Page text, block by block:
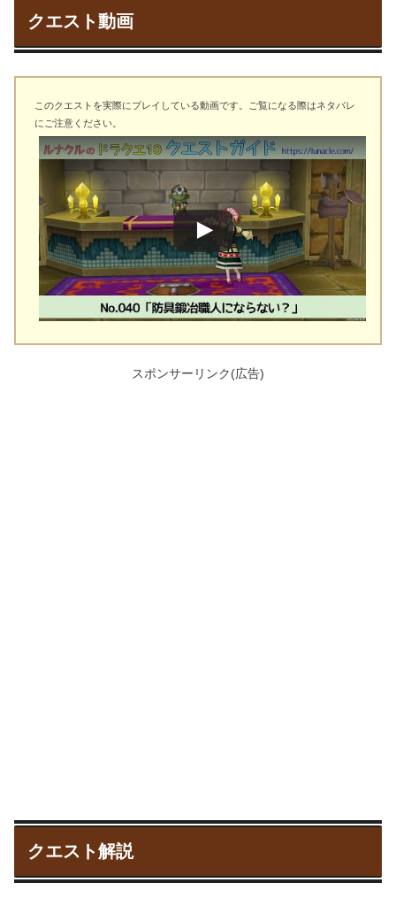
クエスト動画
このクエストを実際にプレイしている動画です。ご覧になる際はネタバレ
にご注意ください。
スポンサーリンク(広告)
クエスト解説